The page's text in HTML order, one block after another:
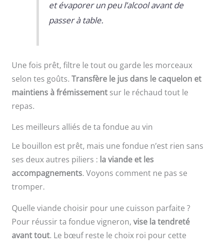
et évaporer un peu l’alcool avant de
passer à table.
Une fois prêt, filtre le tout ou garde les morceaux
selon tes goûts. Transfère le jus dans le caquelon et
maintiens à frémissementsur le réchaud tout le
repas.
Les meilleurs alliés de ta fondue au vin
Le bouillon est prêt, mais une fondue n’est rien sans
ses deux autres piliers : la viande et les
accompagnements. Voyons comment ne pas se
tromper.
Quelle viande choisir pour une cuisson parfaite ?
Pour réussir ta fondue vigneron, vise la tendreté
avant tout. Le bœuf reste le choix roi pour cette